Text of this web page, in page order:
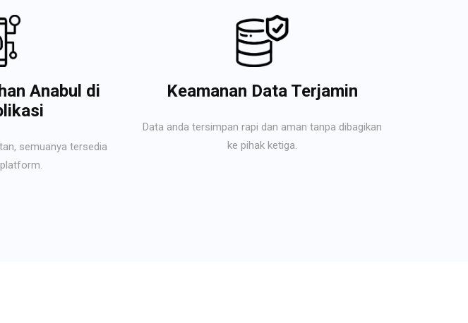
Anabul di
semuanya tersedia
Keamanan Data Terjamin
Data anda tersimpan rapi dan aman tanpa dibagikan
ke pihak ketiga.